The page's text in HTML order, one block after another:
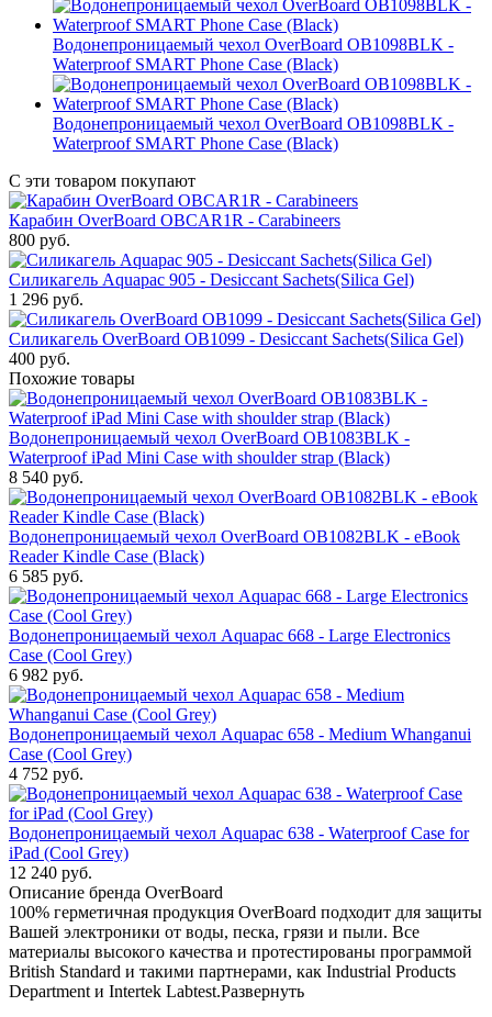
Водонепроницаемый чехол OverBoard OB1098BLK -
Waterproof SMART Phone Case (Black)
Водонепроницаемый чехол OverBoard OB1098BLK -
Waterproof SMART Phone Case (Black)
С эти товаром покупают
Карабин OverBoard OBCAR1R - Carabineers
800 руб.
Силикагель Aquapac 905 - Desiccant Sachets(Silica Gel)
1 296 руб.
Силикагель OverBoard OB1099 - Desiccant Sachets(Silica Gel)
400 руб.
Похожие товары
Водонепроницаемый чехол OverBoard OB1083BLK -
Waterproof iPad Mini Case with shoulder strap (Black)
8 540 руб.
Водонепроницаемый чехол OverBoard OB1082BLK - eBook
Reader Kindle Case (Black)
6 585 руб.
Водонепроницаемый чехол Aquapac 668 - Large Electronics
Case (Cool Grey)
6 982 руб.
Водонепроницаемый чехол Aquapac 658 - Medium Whanganui
Case (Cool Grey)
4 752 руб.
Водонепроницаемый чехол Aquapac 638 - Waterproof Case for
iPad (Cool Grey)
12 240 руб.
Описание бренда OverBoard
100% герметичная продукция OverBoard подходит для защиты
Вашей электроники от воды, песка, грязи и пыли. Все
материалы высокого качества и протестированы программой
British Standard и такими партнерами, как Industrial Products
Department и Intertek Labtest.Развернуть